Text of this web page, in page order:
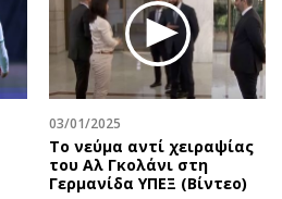
03/01/2025
Το νεύμα αντί χειραψίας
του Αλ Γκολάνι στη
Γερμανίδα ΥΠΕΞ (Βίντεο)